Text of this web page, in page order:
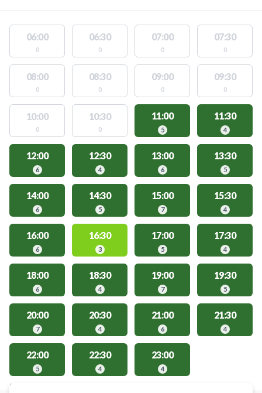
06:00
0
06:30
0
07:00
0
07:30
0
08:00
0
08:30
0
09:00
0
09:30
0
10:00
0
10:30
0
11:00
5
11:30
4
12:00
6
12:30
4
13:00
6
13:30
5
14:00
6
14:30
5
15:00
7
15:30
4
16:00
6
16:30
3
17:00
5
17:30
4
18:00
6
18:30
4
19:00
7
19:30
5
20:00
7
20:30
4
21:00
6
21:30
4
22:00
5
22:30
4
23:00
4
STEDER MED LEDIGE AKTIVITETER